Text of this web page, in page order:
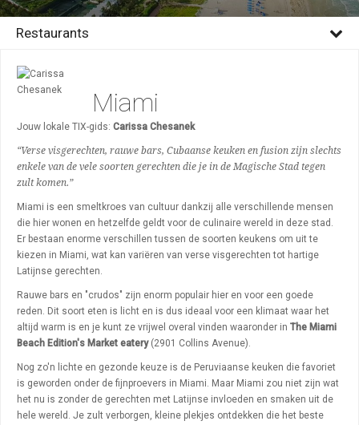
Activiteiten
Restaurants
Algemeen
Activiteiten
Bezienswaardigheden
Uitgaan
Wijken
Miami
Jouw lokale TIX-gids: Carissa Chesanek
“Verse visgerechten, rauwe bars, Cubaanse keuken en fusion zijn slechts
enkele van de vele soorten gerechten die je in de Magische Stad tegen
zult komen.”
Miami is een smeltkroes van cultuur dankzij alle verschillende mensen
die hier wonen en hetzelfde geldt voor de culinaire wereld in deze stad.
Er bestaan enorme verschillen tussen de soorten keukens om uit te
kiezen in Miami, wat kan variëren van verse visgerechten tot hartige
Latijnse gerechten.
Rauwe bars en "crudos" zijn enorm populair hier en voor een goede
reden. Dit soort eten is licht en is dus ideaal voor een klimaat waar het
altijd warm is en je kunt ze vrijwel overal vinden waaronder in The Miami
Beach Edition's Market eatery (2901 Collins Avenue).
Nog zo'n lichte en gezonde keuze is de Peruviaanse keuken die favoriet
is geworden onder de fijnproevers in Miami. Maar Miami zou niet zijn wat
het nu is zonder de gerechten met Latijnse invloeden en smaken uit de
hele wereld. Je zult verborgen, kleine plekjes ontdekken die het beste